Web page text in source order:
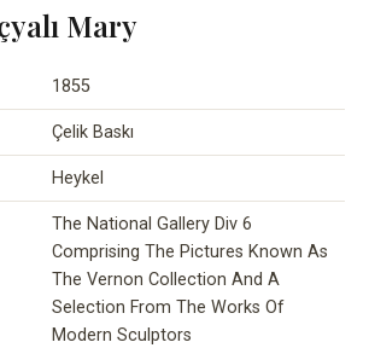
Mary
1855
Çelik Baskı
Heykel
The National Gallery Div 6
Comprising The Pictures Known As
The Vernon Collection And A
Selection From The Works Of
Modern Sculptors